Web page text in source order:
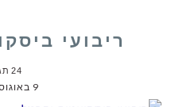
ריבועי
24 תגובות
9 באוגוסט 2017